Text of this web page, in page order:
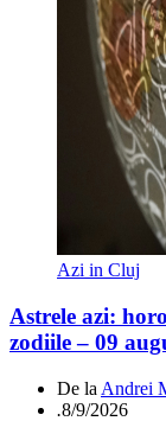
Azi in Cluj
Astrele azi:
zodiile – 09
De la Andrei
.8/9/2026